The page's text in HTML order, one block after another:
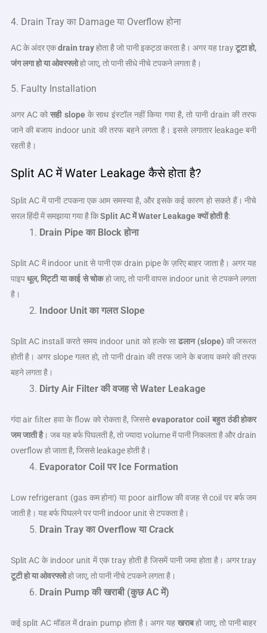
4. Drain Tray का Damage या Overflow होना
AC के अंदर एकdrain trayहोता है जो पानी इकट्ठा करता है। अगर यह trayटूटा हो,
जंग लगा हो या ओवरफ्लोहो जाए, तो पानी सीधे नीचे टपकने लगता है।
5. Faulty Installation
अगर AC कोसही slopeके साथ इंस्टॉल नहीं किया गया है, तो पानी drain की तरफ
जाने की बजाय indoor unit की तरफ बहने लगता है। इससे लगातार leakage बनी
रहती है।
Split AC में Water Leakage कैसे होता है?
Split AC में पानी टपकना एक आम समस्या है, और इसके कई कारण हो सकते हैं। नीचे
सरल हिंदी में समझाया गया है किSplit ACमेंWater Leakageक्यों होती है:
Drain Pipe का Block होना
Split AC में indoor unit से पानी एक drain pipe के ज़रिए बाहर जाता है। अगर यह
पाइपधूल,मिट्टी या काई से चोकहो जाए, तो पानी वापस indoor unit से टपकने लगता
है।
Indoor Unit का गलतSlope
Split AC install करते समय indoor unit को हल्के सा ढलान (slope) की जरूरत
होती है। अगर slope गलत हो, तो पानी drain की तरफ जाने के बजाय कमरे की तरफ
बहने लगता है।
Dirty Air Filter की वजह सेWater Leakage
गंदा air filter हवा के flow को रोकता है, जिससेevaporator coil बहुत ठंडी होकर
जम जाती है। जब यह बर्फ पिघलती है, तो ज्यादा volume में पानी निकलता है और drain
overflow हो जाता है, जिससे leakage होती है।
Evaporator Coil पर Ice Formation
Low refrigerant (gas कम होना) या poor airflow की वजह से coil पर बर्फ जम
जाती है। यह बर्फ पिघलने पर पानी indoor unit से टपकता है।
Drain Tray काOverflow याCrack
Split AC के indoor unit में एक tray होती है जिसमें पानी जमा होता है। अगर tray
टूटी हो या ओवरफ्लोहो जाए, तो पानी नीचे टपकने लगता है।
Drain Pump की खराबी (कुछAC में)
कई split AC मॉडल में drain pump होता है। अगर यह खराबहो जाए, तो पानी बाहर